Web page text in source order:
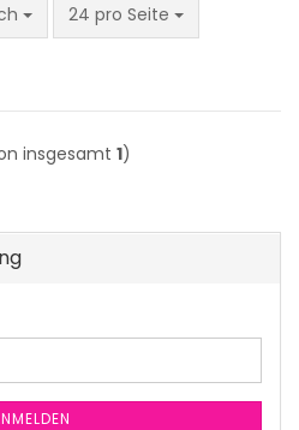
24 pro Seite
pro Seite
insgesamt 1)